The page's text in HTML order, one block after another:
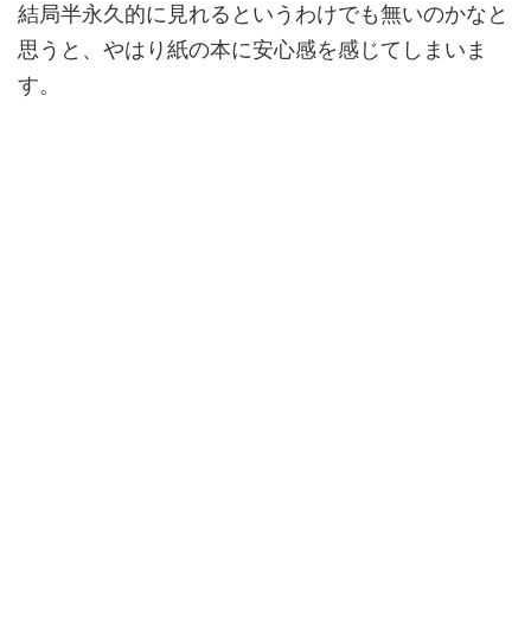
結局半永久的に見れるというわけでも無いのかなと
思うと、やはり紙の本に安心感を感じてしまいま
す。